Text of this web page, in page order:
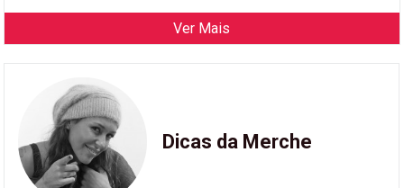
Ver Mais
Dicas da Merche